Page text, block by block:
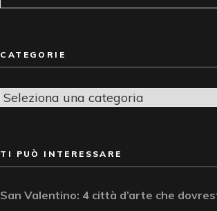
per:
CATEGORIE
Categorie
TI PUÒ INTERESSARE
San Valentino: 4 città d’arte che